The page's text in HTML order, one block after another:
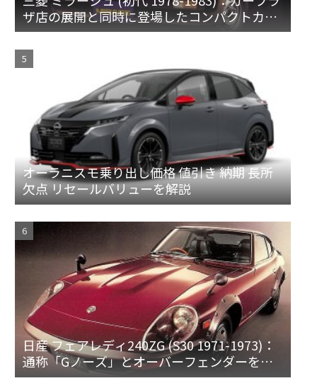
ザ店の展開と同時に登場したコンパクトカー
[A15♯]
オーラニスモ乗り出し価格 値引き 納期 長所
欠点 リセールバリューを解説
日産 フェアレディ240ZG (S30 1971-1973)：
通称「Gノーズ」とオーバーフェンダーを装
備した特別なZ